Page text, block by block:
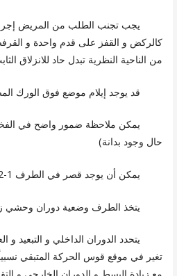
يجب تجنب الطلب من المريض إجراء
كالركض و القفز على قدم واحدة و
من الناحية النظرية تبدل حاد للانزلاق
قد يوجد إيلام موضع فوق الورك
يمكن ملاحظة ضمور واضح في
حال وجود بدانة)
يمكن أن يوجد قصر في الطرف 1-2 سم
يتخذ الطرف وضعية دوران وحشي
يتحدد الدوران الداخلي و التبعيد و
تغير في موقع قوس الحركة المتبقي